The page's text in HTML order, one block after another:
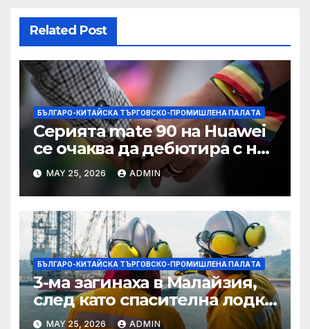
Related Post
БЪЛГАРО-КИТАЙСКА ТЪРГОВСКО-ПРОМИШЛЕНА ПАЛAТА
Серията mate 90 на Huawei
се очаква да дебютира с нов
чип Kirin тази есен ·
TechNode
MAY 25, 2026 ADMIN
БЪЛГАРО-КИТАЙСКА ТЪРГОВСКО-ПРОМИШЛЕНА ПАЛAТА
3-ма загинаха в Малайзия,
след като спасителна лодка
падна в морето от
MAY 25, 2026 ADMIN